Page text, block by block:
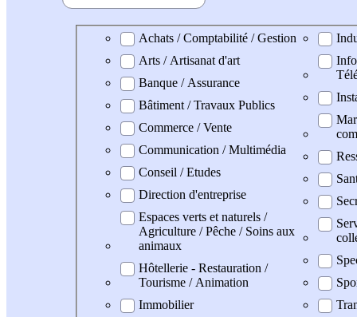
Domaine professionel
Achats / Comptabilité / Gestion
Arts / Artisanat d'art
Banque / Assurance
Bâtiment / Travaux Publics
Commerce / Vente
Communication / Multimédia
Conseil / Etudes
Direction d'entreprise
Espaces verts et naturels /
Agriculture / Pêche / Soins aux
animaux
Hôtellerie - Restauration /
Tourisme / Animation
Immobilier